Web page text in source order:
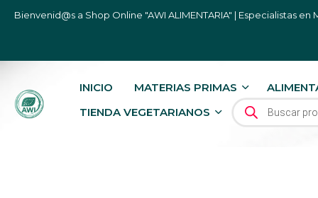
Bienvenid@s a Shop Online "AWI ALIMENTARIA" | Especialistas
INICIO MATERIAS PRIMAS
TIENDA VEGETARIANOS
BÚSQUEDA DE